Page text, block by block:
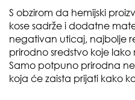
S obzirom da hemijski
kose sadrže i dodatne
negativan uticaj, najbolje
prirodno sredstvo koje
Samo potpuno prirodna
koja će zaista prijati kako